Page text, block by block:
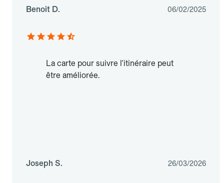
Benoit D. 06/02/2025
La carte pour suivre l'itinéraire peut
être améliorée.
Joseph S. 26/03/2026